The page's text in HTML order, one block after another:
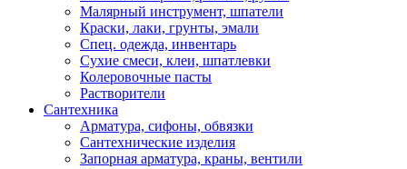
Малярный инструмент, шпатели
Краски, лаки, грунты, эмали
Спец. одежда, инвентарь
Сухие смеси, клеи, шпатлевки
Колеровочные пасты
Растворители
Сантехника
Арматура, сифоны, обвязки
Сантехнические изделия
Запорная арматура, краны, вентили